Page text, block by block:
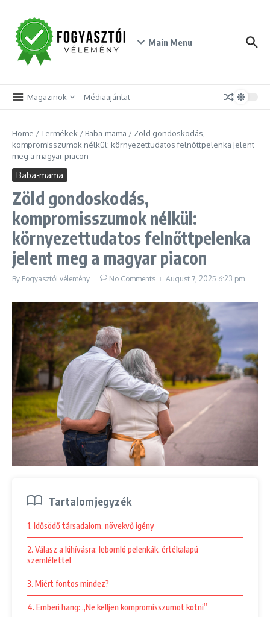
Main Menu
Magazinok Médiaajánlat
Home /Termékek / Baba-mama / Zöld gondoskodás,
kompromisszumok nélkül: környezettudatos felnőttpelenka jelent
meg a magyar piacon
Baba-mama
Zöld gondoskodás,
kompromisszumok nélkül:
környezettudatos felnőttpelenka
jelent meg a magyar piacon
By Fogyasztói vélemény No Comments August 7, 2025 6:23 pm
Tartalomjegyzék
1. Idősödő társadalom, növekvő igény
2. Válasz a kihívásra: lebomló pelenkák, értékalapú
szemlélettel
3. Miért fontos mindez?
4. Emberi hang: „Ne kelljen kompromisszumot kötni”